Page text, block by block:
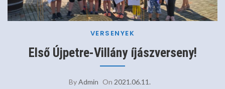
VERSENYEK
Első Újpetre-Villány íjászverseny!
ByAdmin On 2021.06.11.